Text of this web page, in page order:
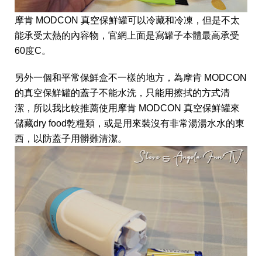
摩肯 MODCON 真空保鮮罐可以冷藏和冷凍，但是不太
能承受太熱的內容物，官網上面是寫罐子本體最高承受
60度C。
另外一個和平常保鮮盒不一樣的地方，為摩肯 MODCON
的真空保鮮罐的蓋子不能水洗，只能用擦拭的方式清
潔，所以我比較推薦使用摩肯 MODCON 真空保鮮罐來
儲藏dry food乾糧類，或是用來裝沒有非常湯湯水水的東
西，以防蓋子用髒難清潔。